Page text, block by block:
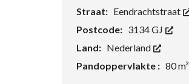
Straat: Eendrachtstraat
Postcode: 3134 GJ
Land: Nederland
Pandoppervlakte : 80 m²